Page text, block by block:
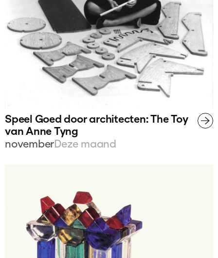
Speel Goed door architecten: The Toy
van Anne Tyng
novemberDeze maand